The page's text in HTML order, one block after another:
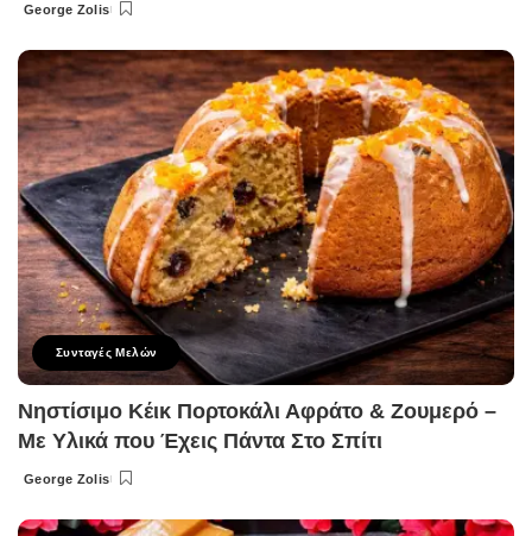
Posted
George Zolis
Συνταγές Μελών
Νηστίσιμο Κέικ Πορτοκάλι Αφράτο & Ζουμερό –
Με Υλικά που Έχεις Πάντα Στο Σπίτι
Posted
George Zolis